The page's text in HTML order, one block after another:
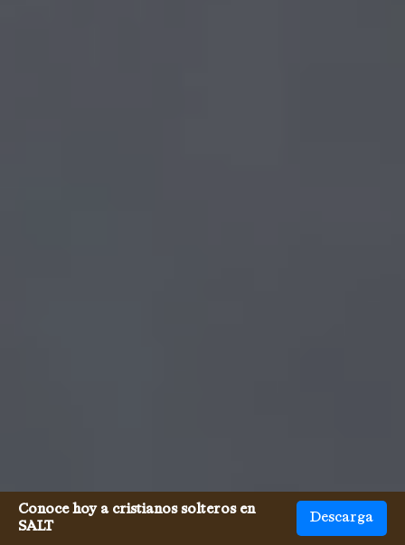
Conoce hoy a cristianos solteros en
SALT
Descarga